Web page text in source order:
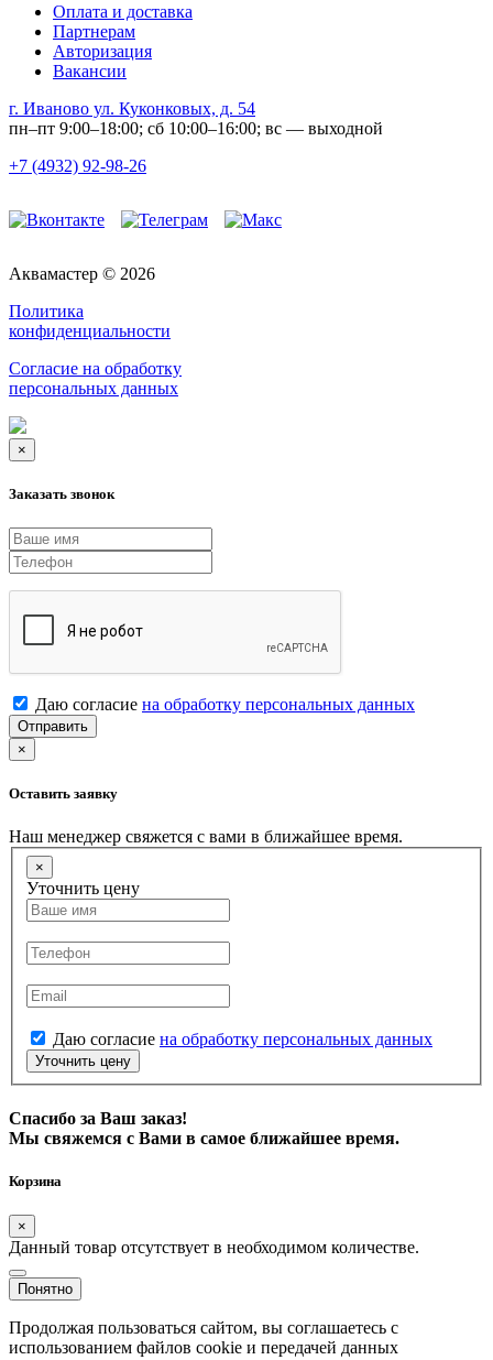
Оплата и доставка
Партнерам
Авторизация
Вакансии
г. Иваново ул. Куконковых, д. 54
пн–пт 9:00–18:00; сб 10:00–16:00; вс — выходной
+7 (4932) 92-98-26
Аквамастер © 2026
Политика
конфиденциальности
Согласие на обработку
персональных данных
×
Заказать звонок
Даю согласие на обработку персональных данных
Отправить
×
Оставить заявку
Наш менеджер свяжется с вами в ближайшее время.
×
Уточнить цену
Даю согласие на обработку персональных данных
Уточнить цену
Спасибо за Ваш заказ!
Мы свяжемся с Вами в самое ближайшее время.
Корзина
×
Данный товар отсутствует в необходимом количестве.
Понятно
Продолжая пользоваться сайтом, вы соглашаетесь с
использованием файлов cookie и передачей данных